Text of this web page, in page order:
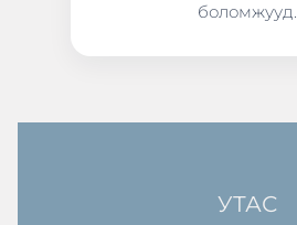
боломжууд.
УТАС